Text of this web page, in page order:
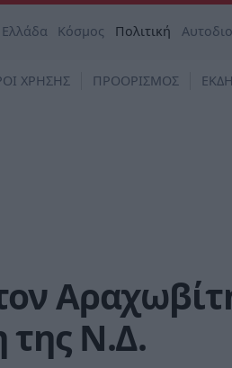
Ελλάδα Κόσμος Πολιτική
ΧΡΗΣΗΣ ΠΡΟΟΡΙΣΜΟΣ
της Ν.Δ.